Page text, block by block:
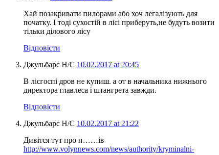
Хай позакривати пилорами або хоч легалізують для
початку. І тоді сухостій в лісі приберуть,не будуть возити
тільки ділового лісу
Відповісти
Джульбарс Н/С 10.02.2017 at 20:45
В лісгоспі дров не купиш. а от в начальника нижнього
директора главлеса і штангрета завжди.
Відповісти
Джульбарс Н/С 10.02.2017 at 21:22
Дивітся тут про п……ів
http://www.volynnews.com/news/authority/kryminalni-